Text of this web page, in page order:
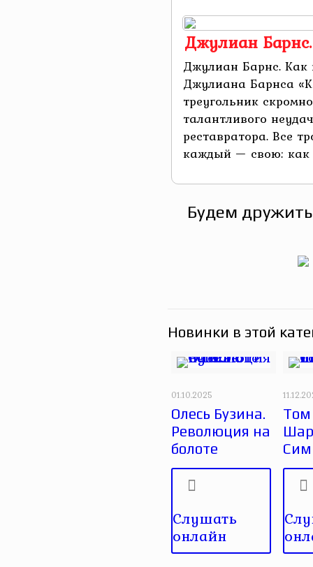
Джулиан
Джулиан Барнс. Как
Джулиана Барнса
треугольник
талантливого
реставратора. Все
каждый — свою: как
Будем
Новинки в этой
01.10.2025
Олесь Бузина.
Революция на
болоте
Слушать
онлайн
Том